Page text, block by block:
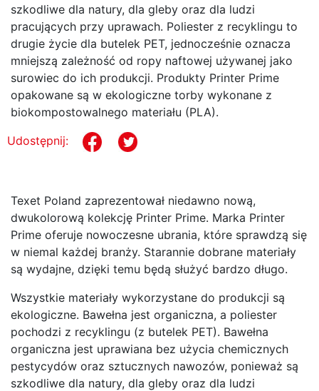
szkodliwe dla natury, dla gleby oraz dla ludzi
pracujących przy uprawach. Poliester z recyklingu to
drugie życie dla butelek PET, jednocześnie oznacza
mniejszą zależność od ropy naftowej używanej jako
surowiec do ich produkcji. Produkty Printer Prime
opakowane są w ekologiczne torby wykonane z
biokompostowalnego materiału (PLA).
Udostępnij:
Texet Poland zaprezentował niedawno nową,
dwukolorową kolekcję Printer Prime. Marka Printer
Prime oferuje nowoczesne ubrania, które sprawdzą się
w niemal każdej branży. Starannie dobrane materiały
są wydajne, dzięki temu będą służyć bardzo długo.
Wszystkie materiały wykorzystane do produkcji są
ekologiczne. Bawełna jest organiczna, a poliester
pochodzi z recyklingu (z butelek PET). Bawełna
organiczna jest uprawiana bez użycia chemicznych
pestycydów oraz sztucznych nawozów, ponieważ są
szkodliwe dla natury, dla gleby oraz dla ludzi